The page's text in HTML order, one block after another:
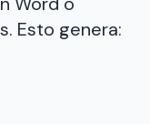
Esto genera: